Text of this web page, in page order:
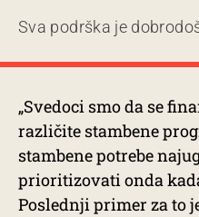
Sva podrška je
„Svedoci smo da se
različite stambene
stambene potrebe
prioritizovati onda
Poslednji primer za to